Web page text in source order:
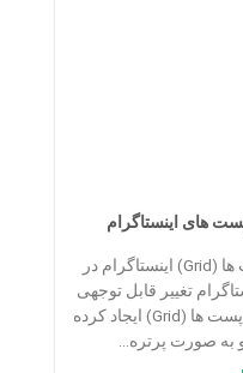
به‌ روزرسانی قالب طرح بندی پست ها (Grid) اینستاگرام در
تغییر قابل توجهی
در نحوه نمایش تصاویر در طرح بندی پست ها (Grid) ایجاد کرده
به‌ صورت پرتره...